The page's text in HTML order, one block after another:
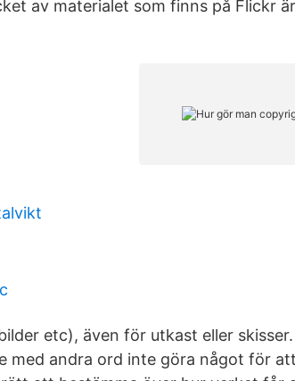
av materialet som finns på Flickr
etc), även för utkast eller
med andra ord inte göra något för